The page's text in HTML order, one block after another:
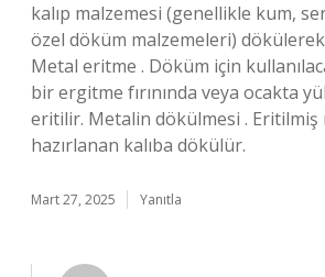
kalıp malzemesi (genellikle kum,
özel döküm malzemeleri) dökülerek
Metal eritme . Döküm için
bir ergitme fırınında veya ocakta
eritilir. Metalin dökülmesi . Eritilmiş
hazırlanan kalıba dökülür.
Mart 27, 2025 Yanıtla